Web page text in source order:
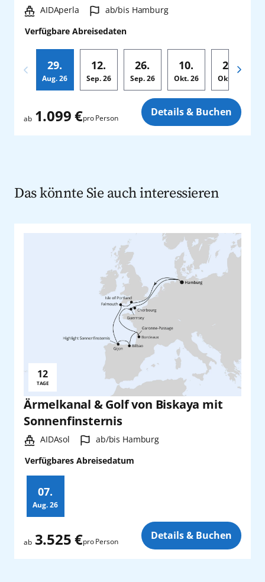
Schiff:
AIDAperla Hafen:
ab/bis Hamburg
Verfügbare Abreisedaten
29.
Aug. 26
12.
Sep.26
26.
Sep.26
10.
Okt.26
24.
Okt.
ab 1.099 €pro Person Details & Buchen
Das könnte Sie auch interessieren
Ärmelkanal & Golf von Biskaya mit
Sonnenfinsternis
Schiff:
AIDAsol Hafen:
ab/bis Hamburg
Verfügbares Abreisedatum
07.
Aug. 26
Reisedauer:
12
TAGE
ab 3.525 €pro Person Details & Buchen